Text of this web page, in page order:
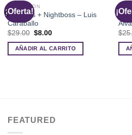
¡Oferta!
SEDUCCIÓN
Dayboss + Nightboss – Luis
Caraballo
$29.00 El
original
era:
$8.00El
actual
es:
AÑADIR AL CARRITO
La
$
FEATURED